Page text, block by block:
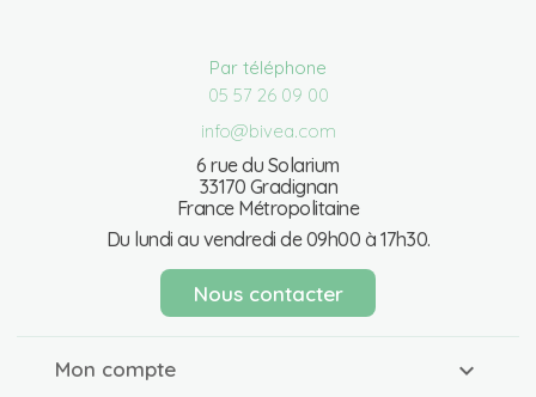
Par téléphone
05 57 26 09 00
info@bivea.com
6 rue du Solarium
33170 Gradignan
France Métropolitaine
Du lundi au vendredi de 09h00 à 17h30.
Nous contacter
Mon compte